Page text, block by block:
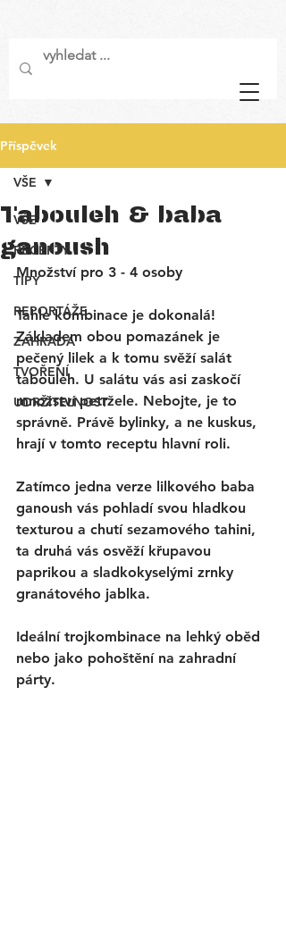
Příspěvek
VŠE
RECEPTY
TIPY
REPORTÁŽE
ZAHRADA
TVOŘENÍ
UDRŽITELNOST
VŠE
Tabouleh & baba
ganoush
Množství pro 3 - 4 osoby
Tahle kombinace je dokonalá!
Základem obou pomazánek je
pečený lilek a k tomu svěží salát
tabouleh. U salátu vás asi zaskočí
množství petržele. Nebojte, je to
správně. Právě bylinky, a ne kuskus,
hrají v tomto receptu hlavní roli.
Zatímco jedna verze lilkového baba
ganoush vás pohladí svou hladkou
texturou a chutí sezamového tahini,
ta druhá vás osvěží křupavou
paprikou a sladkokyselými zrnky
granátového jablka.
Ideální trojkombinace na lehký oběd
nebo jako pohoštění na zahradní
párty.